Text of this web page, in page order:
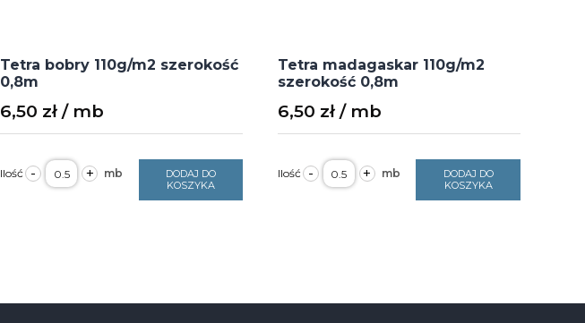
Tetra bobry 110g/m2 szerokość
0,8m
6,50 zł
- ilość
Tetra+
DODAJ DO
KOSZYKA
Tetra madagaskar 110g/m2
szerokość 0,8m
6,50 zł
- ilość
Tetra+
DODAJ DO
KOSZYKA